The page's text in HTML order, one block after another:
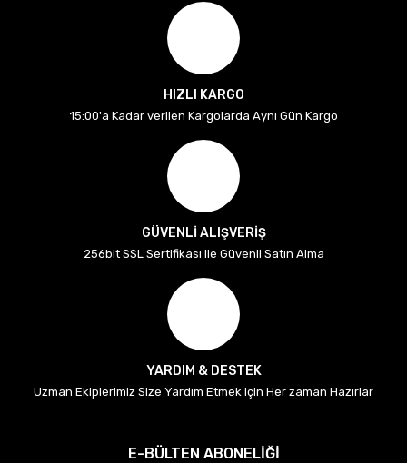
HIZLI KARGO
15:00'a Kadar verilen Kargolarda Aynı Gün Kargo
GÜVENLİ ALIŞVERİŞ
256bit SSL Sertifikası ile Güvenli Satın Alma
YARDIM & DESTEK
Uzman Ekiplerimiz Size Yardım Etmek için Her zaman Hazırlar
E-BÜLTEN ABONELİĞİ